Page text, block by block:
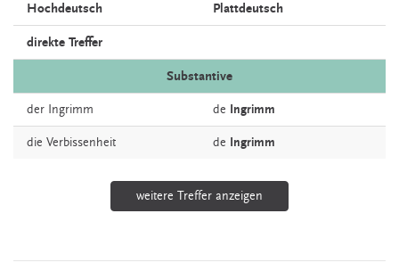
Hochdeutsch Plattdeutsch
direkte Treffer
Substantive
der Ingrimm de Ingrimm
die Verbissenheit de Ingrimm
weitere Treffer anzeigen